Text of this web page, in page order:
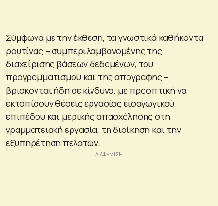
Σύμφωνα με την έκθεση, τα γνωστικά καθήκοντα
ρουτίνας – συμπεριλαμβανομένης της
διαχείρισης βάσεων δεδομένων, του
προγραμματισμού και της απογραφής –
βρίσκονται ήδη σε κίνδυνο, με προοπτική να
εκτοπίσουν θέσεις εργασίας εισαγωγικού
επιπέδου και μερικής απασχόλησης στη
γραμματειακή εργασία, τη διοίκηση και την
εξυπηρέτηση πελατών.